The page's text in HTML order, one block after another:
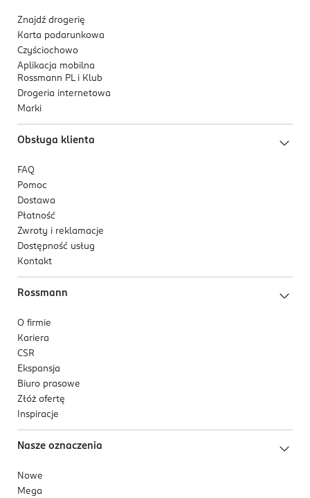
Znajdź drogerię
Karta podarunkowa
Czyściochowo
Aplikacja mobilna
Rossmann PL i Klub
Drogeria internetowa
Marki
Obsługa klienta
FAQ
Pomoc
Dostawa
Płatność
Zwroty i reklamacje
Dostępność usług
Kontakt
Rossmann
O firmie
Kariera
CSR
Ekspansja
Biuro prasowe
Złóż ofertę
Inspiracje
Nasze oznaczenia
Nowe
Mega